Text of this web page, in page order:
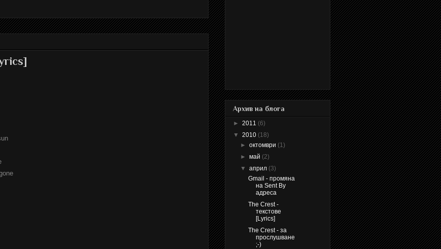
Архив на блога
► 2011 (6)
▼ 2010 (18)
►октомври (1)
►май (2)
▼април (3)
Gmail - промяна
на Sent By
адреса
The Crest -
текстове
[Lyrics]
The Crest - за
прослушване
;-)